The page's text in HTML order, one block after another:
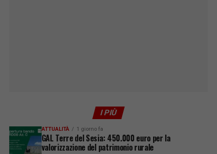
I PIÙ
ATTUALITÀ 1 giorno fa
GAL Terre del Sesia: 450.000 euro per la
valorizzazione del patrimonio rurale